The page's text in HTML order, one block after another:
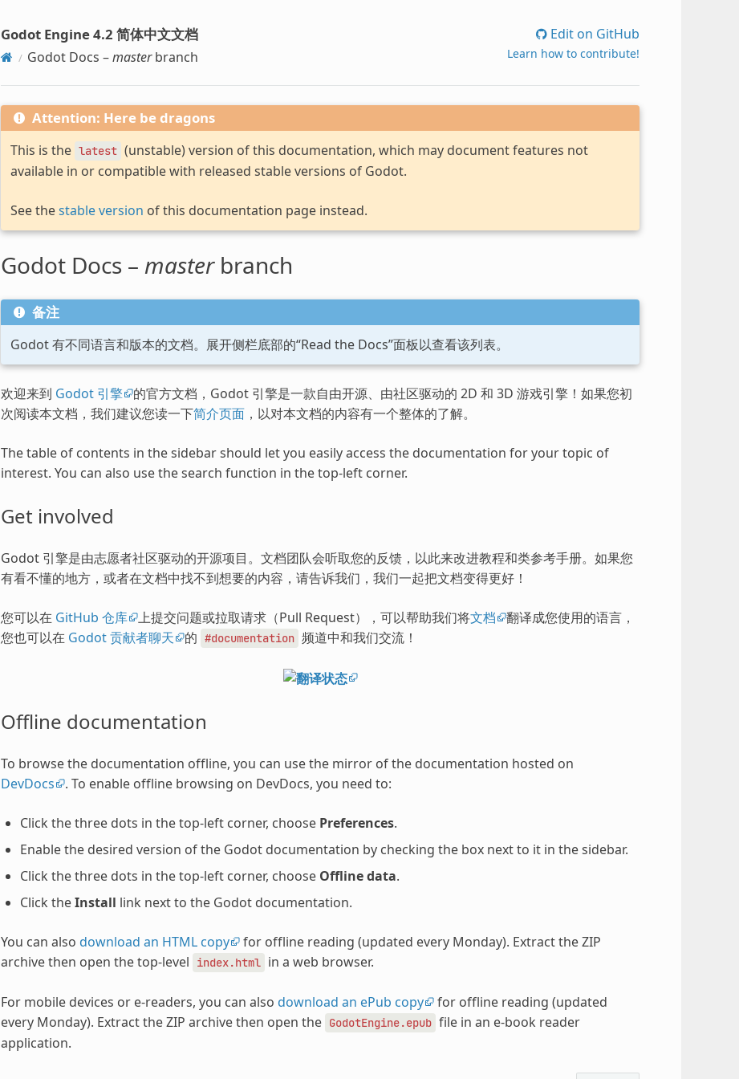
Godot Engine 4.2 简体中文文档
Godot Docs –masterbranch
Edit on GitHub
Learn how to contribute!
Attention: Here be dragons
This is the latest (unstable) version of this documentation, which may document features not
available in or compatible with released stable versions of Godot.
See thestable version of this documentation page instead.
Godot Docs – masterbranch
备注
Godot 有不同语言和版本的文档。展开侧栏底部的“Read the Docs”面板以查看该列表。
欢迎来到 Godot 引擎 的官方文档，Godot 引擎是一款自由开源、由社区驱动的 2D 和 3D 游戏引擎！如果您初
次阅读本文档，我们建议您读一下简介页面，以对本文档的内容有一个整体的了解。
The table of contents in the sidebar should let you easily access the documentation for your topic of
interest. You can also use the search function in the top-left corner.
Get involved
Godot 引擎是由志愿者社区驱动的开源项目。文档团队会听取您的反馈，以此来改进教程和类参考手册。如果您
有看不懂的地方，或者在文档中找不到想要的内容，请告诉我们，我们一起把文档变得更好！
您可以在 GitHub 仓库 上提交问题或拉取请求（Pull Request），可以帮助我们将文档
翻译成您使用的语言，
您也可以在 Godot 贡献者聊天 的 #documentation 频道中和我们交流！
Offline documentation
To browse the documentation offline, you can use the mirror of the documentation hosted on
DevDocs
. To enable offline browsing on DevDocs, you need to:
Click the three dots in the top-left corner, choose Preferences.
Enable the desired version of the Godot documentation by checking the box next to it in the sidebar.
Click the three dots in the top-left corner, choose Offline data.
Click theInstall link next to the Godot documentation.
You can also download an HTML copy for offline reading (updated every Monday). Extract the ZIP
archive then open the top-level
index.html in a web browser.
For mobile devices or e-readers, you can also download an ePub copy for offline reading (updated
every Monday). Extract the ZIP archive then open the GodotEngine.epub file in an e-book reader
application.